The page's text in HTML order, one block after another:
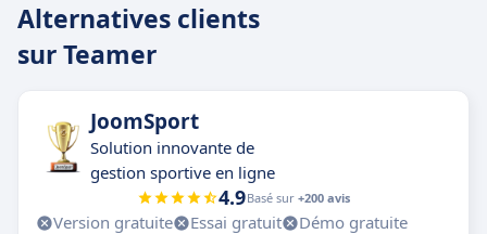
Alternatives clients
sur Teamer
JoomSport
Solution innovante de
gestion sportive en ligne
4.9Basé sur +200 avis
Version gratuite Essai gratuit
Démo gratuite